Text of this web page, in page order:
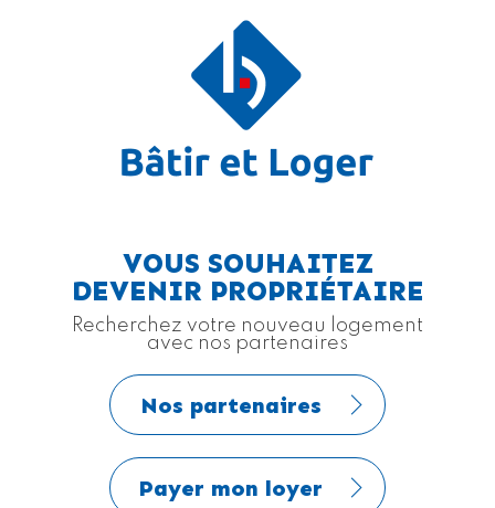
VOUS SOUHAITEZ
DEVENIR PROPRIÉTAIRE
Recherchez votre nouveau logement
avec nos partenaires
Nos partenaires
Payer mon loyer